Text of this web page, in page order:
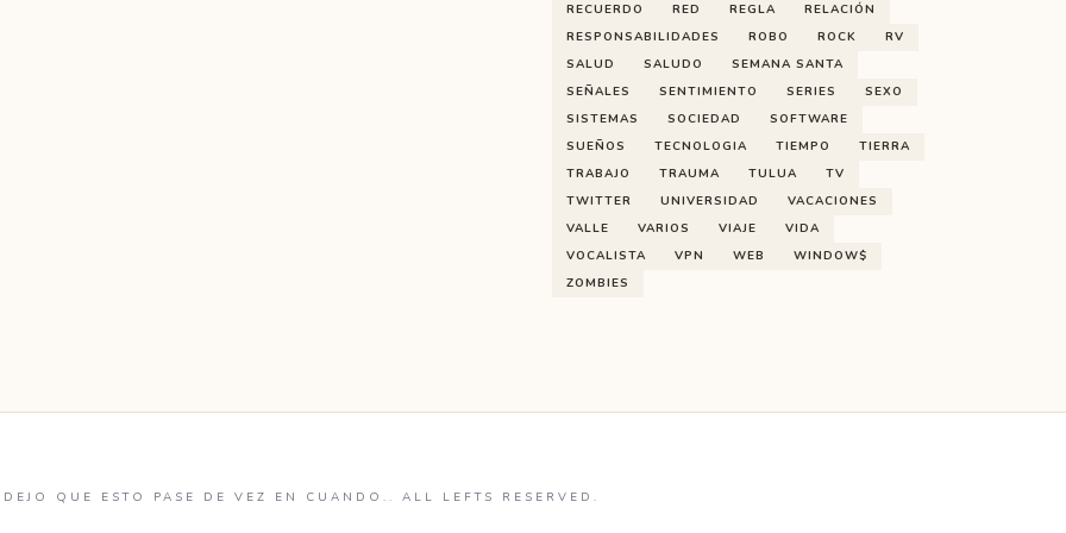
RECUERDO
RED REGLA
RELACIÓN
RESPONSABILIDADES
ROBO ROCK
RV
SALUD
SALUDO
SEMANA SANTA
SEÑALES
SENTIMIENTO SERIES
SEXO
SISTEMAS
SOCIEDAD
SOFTWARE
SUEÑOS
TECNOLOGIA TIEMPO
TIERRA
TRABAJO
TRAUMA TULUA
TV
TWITTER
UNIVERSIDAD
VACACIONES
VALLE
VARIOS VIAJE
VIDA
VOCALISTA
VPN WEB
WINDOW$
ZOMBIES
DEJO QUE ESTO PASE DE VEZ EN CUANDO.. ALL LEFTS RESERVED.